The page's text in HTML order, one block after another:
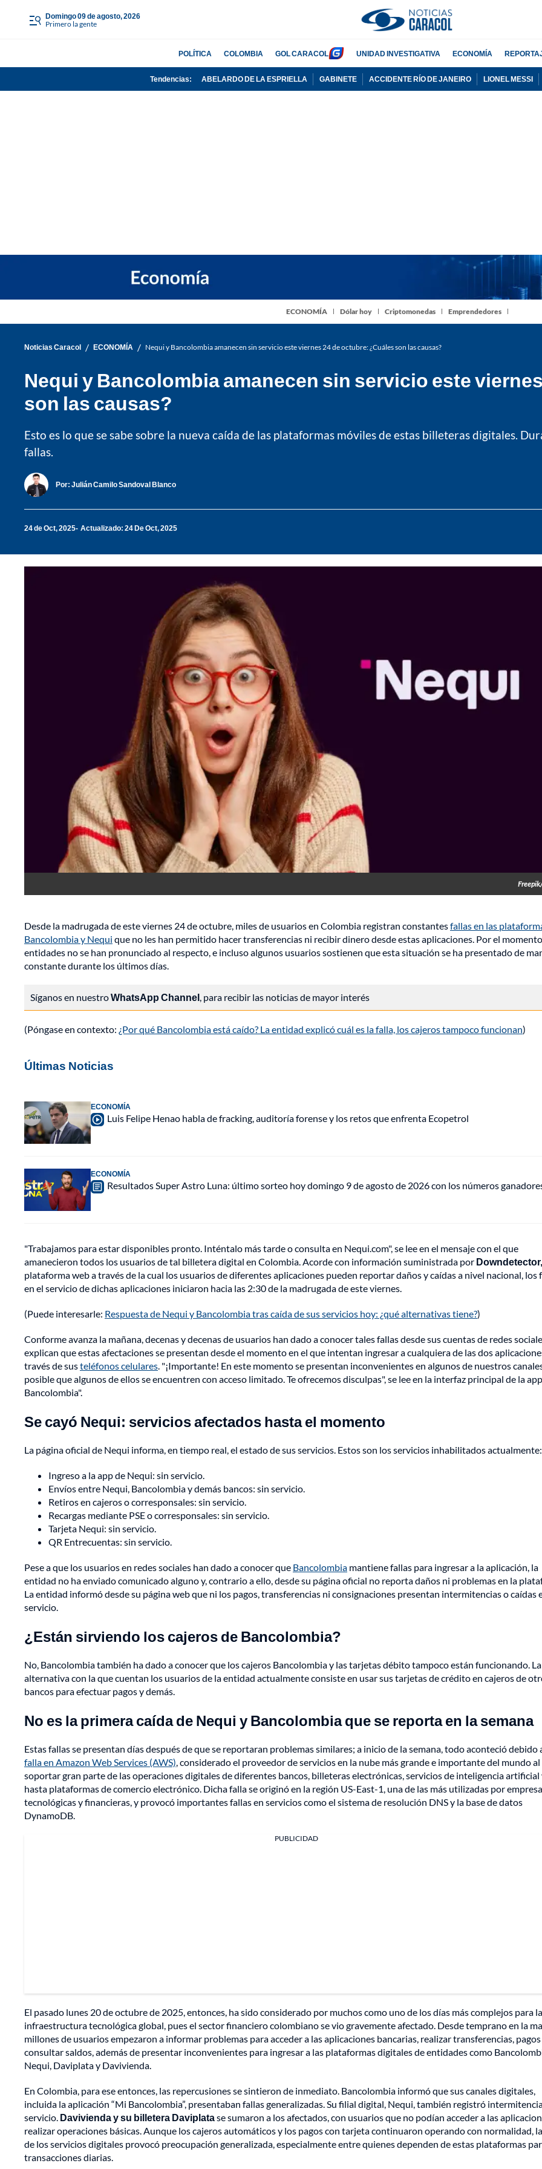
domingo 09 de agosto, 2026
Primero la gente
POLÍTICA COLOMBIA GOL CARACOL UNIDAD INVESTIGATIVA ECONOMÍA
Tendencias: ABELARDO DE LA ESPRIELLA GABINETE ACCIDENTE RÍO DE JANEIRO LIONEL MESSI
ECONOMÍA Dólar hoy Criptomonedas Emprendedores
Noticias Caracol / ECONOMÍA / Nequi y Bancolombia amanecen sin servicio este viernes 24 de octubre: ¿Cuáles son las causas?
Nequi y Bancolombia amanecen sin servicio este
son las causas?
Esto es lo que se sabe sobre la nueva caída de las plataformas móviles de estas billeteras digitales.
fallas.
Por: Julián Camilo Sandoval Blanco
24 de Oct, 2025 Actualizado: 24 De Oct, 2025
Desde la madrugada de este viernes 24 de octubre, miles de usuarios en Colombia registran constantesfallas en las
Bancolombia y Nequi que no les han permitido hacer transferencias ni recibir dinero desde estas aplicaciones. Por el
entidades no se han pronunciado al respecto, e incluso algunos usuarios sostienen que esta situación se ha presentado de
constante durante los últimos días.
Síganos en nuestroWhatsApp Channel, para recibir las noticias de mayor interés
(Póngase en contexto: ¿Por qué Bancolombia está caído? La entidad explicó cuál es la falla, los cajeros tampoco funcionan)
Últimas Noticias
ECONOMÍA
Luis Felipe Henao habla de fracking, auditoría forense y los retos que enfrenta Ecopetrol
ECONOMÍA
Resultados Super Astro Luna: último sorteo hoy domingo 9 de agosto de 2026 con los números
"Trabajamos para estar disponibles pronto. Inténtalo más tarde o consulta en Nequi.com", se lee en el mensaje con el que
amanecieron todos los usuarios de tal billetera digital en Colombia. Acorde con información suministrada por Downdetector,
plataforma web a través de la cual los usuarios de diferentes aplicaciones pueden reportar daños y caídas a nivel nacional, los
en el servicio de dichas aplicaciones iniciaron hacia las 2:30 de la madrugada de este viernes.
(Puede interesarle: Respuesta de Nequi y Bancolombia tras caída de sus servicios hoy: ¿qué alternativas tiene?)
Conforme avanza la mañana, decenas y decenas de usuarios han dado a conocer tales fallas desde sus cuentas de redes
explican que estas afectaciones se presentan desde el momento en el que intentan ingresar a cualquiera de las dos
través de susteléfonos celulares. "¡Importante! En este momento se presentan inconvenientes en algunos de nuestros
posible que algunos de ellos se encuentren con acceso limitado. Te ofrecemos disculpas", se lee en la interfaz principal de la
Bancolombia".
Se cayó Nequi: servicios afectados hasta el momento
La página oficial de Nequi informa, en tiempo real, el estado de sus servicios. Estos son los servicios inhabilitados actualmente:
Ingreso a la app de Nequi: sin servicio.
Envíos entre Nequi, Bancolombia y demás bancos: sin servicio.
Retiros en cajeros o corresponsales: sin servicio.
Recargas mediante PSE o corresponsales: sin servicio.
Tarjeta Nequi: sin servicio.
QR Entrecuentas: sin servicio.
Pese a que los usuarios en redes sociales han dado a conocer que Bancolombia mantiene fallas para ingresar a la aplicación, la
entidad no ha enviado comunicado alguno y, contrario a ello, desde su página oficial no reporta daños ni problemas en la
La entidad informó desde su página web que ni los pagos, transferencias ni consignaciones presentan intermitencias o caídas
servicio.
¿Están sirviendo los cajeros de Bancolombia?
No, Bancolombia también ha dado a conocer que los cajeros Bancolombia y las tarjetas débito tampoco están funcionando.
alternativa con la que cuentan los usuarios de la entidad actualmente consiste en usar sus tarjetas de crédito en cajeros de
bancos para efectuar pagos y demás.
No es la primera caída de Nequi y Bancolombia que se reporta en la semana
Estas fallas se presentan días después de que se reportaran problemas similares; a inicio de la semana, todo aconteció debido
falla en Amazon Web Services (AWS), considerado el proveedor de servicios en la nube más grande e importante del mundo al
soportar gran parte de las operaciones digitales de diferentes bancos, billeteras electrónicas, servicios de inteligencia artificial
hasta plataformas de comercio electrónico. Dicha falla se originó en la región US-East-1, una de las más utilizadas por
tecnológicas y financieras, y provocó importantes fallas en servicios como el sistema de resolución DNS y la base de datos
DynamoDB.
PUBLICIDAD
El pasado lunes 20 de octubre de 2025, entonces, ha sido considerado por muchos como uno de los días más complejos para la
infraestructura tecnológica global, pues el sector financiero colombiano se vio gravemente afectado. Desde temprano en la
millones de usuarios empezaron a informar problemas para acceder a las aplicaciones bancarias, realizar transferencias,
consultar saldos, además de presentar inconvenientes para ingresar a las plataformas digitales de entidades como
Nequi, Daviplata y Davivienda.
En Colombia, para ese entonces, las repercusiones se sintieron de inmediato. Bancolombia informó que sus canales digitales,
incluida la aplicación “Mi Bancolombia”, presentaban fallas generalizadas. Su filial digital, Nequi, también registró
servicio. Davivienda y su billetera Daviplatase sumaron a los afectados, con usuarios que no podían acceder a las
realizar operaciones básicas. Aunque los cajeros automáticos y los pagos con tarjeta continuaron operando con normalidad,
de los servicios digitales provocó preocupación generalizada, especialmente entre quienes dependen de estas plataformas
transacciones diarias.